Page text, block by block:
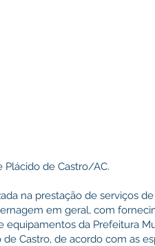
Plácido de Castro/AC.
na prestação de serviços
em geral, com
da Prefeitura
Castro, de acordo com as